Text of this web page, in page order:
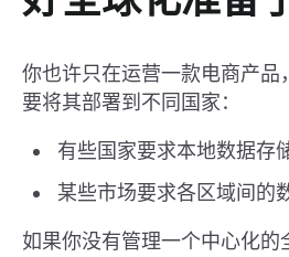
你也许只在运营一款电商产品
要将其部署到不同国家：
有些国家要求本地数据存
某些市场要求各区域间的
如果你没有管理一个中心化的